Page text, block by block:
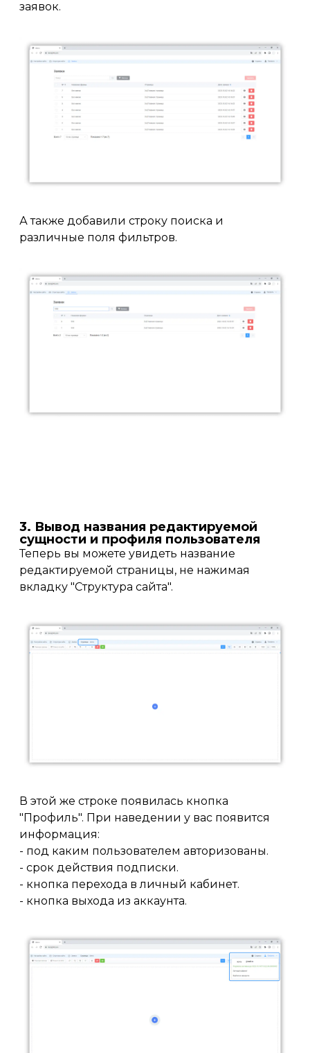
заявок.
А также добавили строку поиска и
различные поля фильтров.
3. Вывод названия редактируемой
сущности и профиля пользователя
Теперь вы можете увидеть название
редактируемой страницы, не нажимая
вкладку "Структура сайта".
В этой же строке появилась кнопка
"Профиль". При наведении у вас появится
информация:
- под каким пользователем авторизованы.
- срок действия подписки.
- кнопка перехода в личный кабинет.
- кнопка выхода из аккаунта.